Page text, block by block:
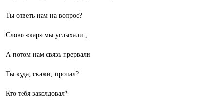
Ты ответь нам на вопрос?
Слово «кар» мы услыхали ,
А потом нам связь прервали
Ты куда, скажи, пропал?
Кто тебя заколдовал?